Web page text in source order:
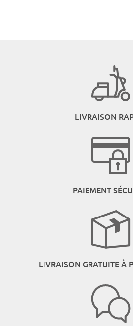
LIVRAISON
PAIEMENT
LIVRAISON GRATUITE À